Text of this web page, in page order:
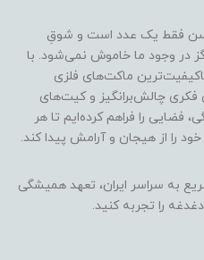
سن فقط یک عدد است و شوقِ
در وجود ما خاموش نمی‌شود. با
ماکت‌های فلزی
فکری چالش‌برانگیز و کیت‌های
را فراهم کرده‌ایم تا هر
را از هیجان و آرامش پیدا کند.
به سراسر ایران، تعهد همیشگی
را تجربه کنید.